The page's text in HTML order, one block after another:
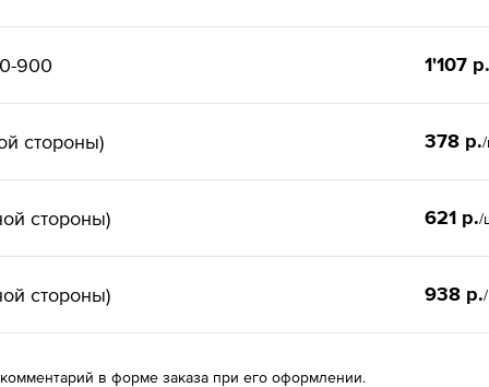
900 1'107 р.
стороны) 378 р.
стороны) 621 р./
стороны) 938 р.
в форме заказа при его оформлении.